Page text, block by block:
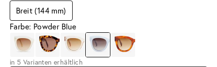
Breit (144 mm)
Farbe: Powder Blue
in 5 Varianten erhältlich